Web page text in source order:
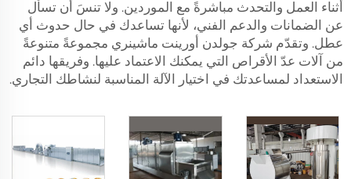
أثناء العمل والتحدث مباشرةً مع الموردين. ولا تنسَ أن تسأل
عن الضمانات والدعم الفني، لأنها تساعدك في حال حدوث أي
عطل. وتقدّم شركة جولدن أورينت ماشينري مجموعةً متنوعةً
من آلات عدّ الأقراص التي يمكنك الاعتماد عليها. وفريقها دائم
الاستعداد لمساعدتك في اختيار الآلة المناسبة لنشاطك التجاري.